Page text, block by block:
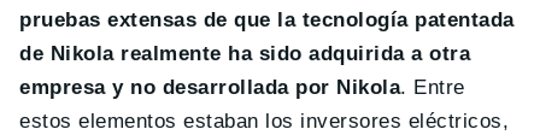
pruebas extensas de que la tecnología patentada
de Nikola realmente ha sido adquirida a otra
empresa y no desarrollada por Nikola. Entre
estos elementos estaban los inversores eléctricos,